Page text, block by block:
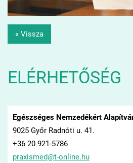
« Vissza
ELÉRHETŐSÉG
Egészséges Nemzedékért
9025 Győr Radnóti u. 41.
+36 20 921-5786
praxismed@t-online.hu